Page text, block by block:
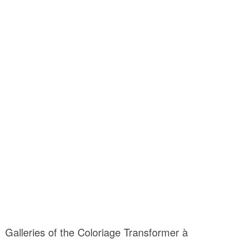
Galleries of the Coloriage Transformer à